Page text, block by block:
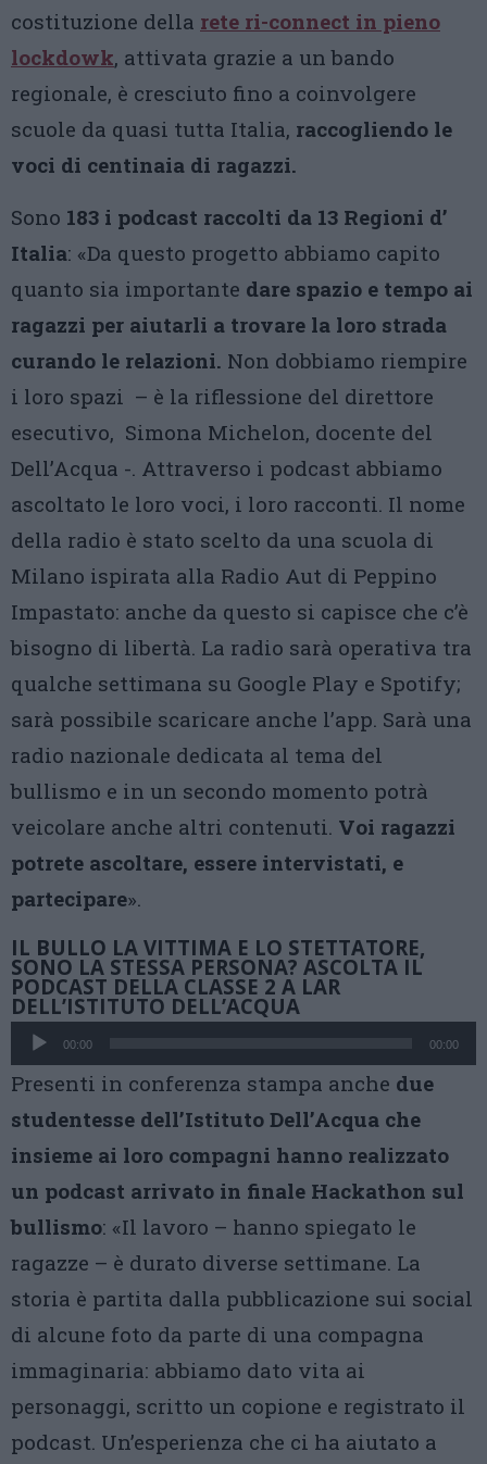
costituzione della rete ri-connect in pieno
lockdowk, attivata grazie a un bando
regionale, è cresciuto fino a coinvolgere
scuole da quasi tutta Italia, raccogliendo le
voci di centinaia di ragazzi.
Sono 183 i podcast raccolti da 13 Regioni d’
Italia: «Da questo progetto abbiamo capito
quanto sia importante dare spazio e tempo ai
ragazzi per aiutarli a trovare la loro strada
curando le relazioni. Non dobbiamo riempire
i loro spazi – è la riflessione del direttore
esecutivo, Simona Michelon, docente del
Dell’Acqua -. Attraverso i podcast abbiamo
ascoltato le loro voci, i loro racconti. Il nome
della radio è stato scelto da una scuola di
Milano ispirata alla Radio Aut di Peppino
Impastato: anche da questo si capisce che c’è
bisogno di libertà. La radio sarà operativa tra
qualche settimana su Google Play e Spotify;
sarà possibile scaricare anche l’app. Sarà una
radio nazionale dedicata al tema del
bullismo e in un secondo momento potrà
veicolare anche altri contenuti. Voi ragazzi
potrete ascoltare, essere intervistati, e
partecipare».
IL BULLO LA VITTIMA E LO STETTATORE,
SONO LA STESSA PERSONA? ASCOLTA IL
PODCAST DELLA CLASSE 2 A LAR
DELL’ISTITUTO DELL’ACQUA
Audio
Player 00:00 00:00
Presenti in conferenza stampa anche due
studentesse dell’Istituto Dell’Acqua che
insieme ai loro compagni hanno realizzato
un podcast arrivato in finale Hackathon sul
bullismo: «Il lavoro – hanno spiegato le
ragazze – è durato diverse settimane. La
storia è partita dalla pubblicazione sui social
di alcune foto da parte di una compagna
immaginaria: abbiamo dato vita ai
personaggi, scritto un copione e registrato il
podcast. Un’esperienza che ci ha aiutato a